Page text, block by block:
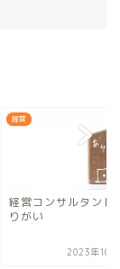
経営
経営コンサルタント
りがい
2023年10